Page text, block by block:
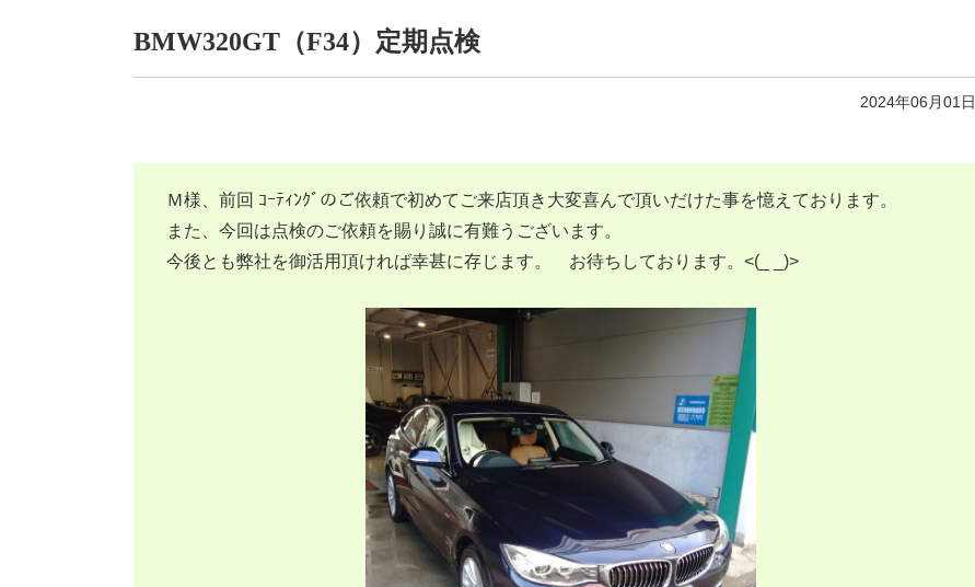
BMW320GT（F34）定期点検
2024年06月01日
Ｍ様、前回 ｺｰﾃｨﾝｸﾞのご依頼で初めてご来店頂き大変喜んで頂いだけた事を憶えております。
また、今回は点検のご依頼を賜り誠に有難うございます。
今後とも弊社を御活用頂ければ幸甚に存じます。 お待ちしております。<(_ _)>